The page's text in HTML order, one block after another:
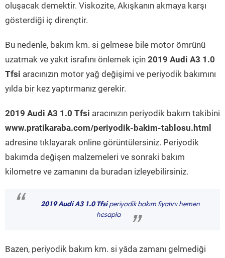
oluşacak demektir. Viskozite, Akışkanın akmaya karşı
gösterdiği iç dirençtir.
Bu nedenle, bakım km. si gelmese bile motor ömrünü
uzatmak ve yakıt israfını önlemek için 2019 Audi A3 1.0
Tfsi aracınızın motor yağ değişimi ve periyodik bakımını
yılda bir kez yaptırmanız gerekir.
2019 Audi A3 1.0 Tfsi aracınızın periyodik bakım takibini
www.pratikaraba.com/periyodik-bakim-tablosu.html
adresine tıklayarak online görüntülersiniz. Periyodik
bakımda değişen malzemeleri ve sonraki bakım
kilometre ve zamanını da buradan izleyebilirsiniz.
“ 2019 Audi A3 1.0 Tfsiperiyodik bakım fiyatını hemen
hesapla
”
Bazen, periyodik bakım km. si yâda zamanı gelmediği